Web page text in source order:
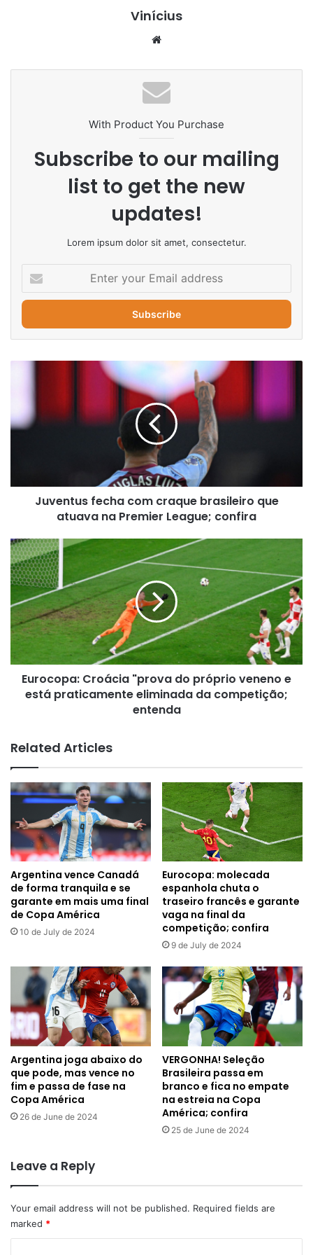
Vinícius
With Product You Purchase
Subscribe to our mailing
list to get the new
updates!
Lorem ipsum dolor sit amet, consectetur.
your
Email
brasileiro
Premier
League;Juventus fecha com craque brasileiro que
atuava na Premier League; confira
Eurocopa:
Croácia
"prova
do
próprio
veneno
e
praticamente
eliminada
Eurocopa: Croácia "prova do próprio veneno e
está praticamente eliminada da competição;
entenda
Related Articles
Argentina vence Canadá
de forma tranquila e se
garante em mais uma final
de Copa América
10 de July de 2024
Eurocopa: molecada
espanhola chuta o
traseiro francês e garante
vaga na final da
competição; confira
9 de July de 2024
Argentina joga abaixo do
que pode, mas vence no
fim e passa de fase na
Copa América
26 de June de 2024
VERGONHA! Seleção
Brasileira passa em
branco e fica no empate
na estreia na Copa
América; confira
25 de June de 2024
Leave a Reply
Your email address will not be published. Required fields are
marked *